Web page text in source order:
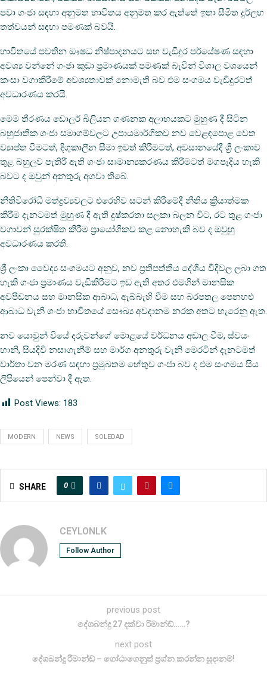
පවා ගංජා සඳහා අනුමත භාවිතය අනුමත කර ඇත්තේ ඉතා සීමිත දුර්ලභ
තත්වයන් සඳහා පමණක් බවයි.
භාවිතයේ පවතින ඖෂධ නිෂ්පාදනයට සහ වැඩිදුර පර්යේෂණ සඳහා
අවශ්‍ය වන්නේ ගංජා කුඩා ප්‍රමාණයක් පමණක් බැවින් විශාල වශයෙන්
කංසා වගාකිරීමේ අවශ්‍යතාවක් නොමැති බව එම සංගමය වැඩිදුරටත්
අවධාරණය කරයි.
මෙම තීරණය ඩොලර් බිලියන ගණනක අලාභයකට මුහුණ දී සිටින
බහුජාතික ගංජා සමාගම්වලට උපායමාර්ගිකව නව වෙළඳපොළ වෙත
ව්‍යාප්ත වීමටත්, දිගුකාලීන සීමා ඉවත් කිරීමටත්, අවසානයේදී ශ්‍රී ලංකාව
තුළ බහුලව පැතිරී ඇති ගංජා සාමාන්‍යකරණය කිරීමටත් මගපෑදිය හැකි
බවට ද ඔවුන් අනතුරු අගවා තිබේ.
නීතිවිරෝධී මත්ද්‍රව්‍යවලට එරෙහිව සටන් කිරීමේදී නීතිය ක්‍රියාත්මක
කිරීම දැනටමත් මුහුණ දී ඇති දුෂ්කරතා සලකා බලන විට, රට තුළ ගංජා
වගාවන් සුරක්ෂිත කිරීම ප්‍රායෝගිකව කළ නොහැකි බව ද ඔවුහු
අවධාරණය කරති.
ශ්‍රී ලංකා වෛද්‍ය සංගමයට අනුව, නව ප්‍රතිපත්තිය දේශීය වීදිවල ලබා ගත
හැකි ගංජා ප්‍රමාණය වැඩිකිරීමට ඉඩ ඇති අතර එමගින් මානසික
අවපීඩනය සහ මානසික ආබාධ, ඇබ්බැහි වීම සහ බරපතල පෙනහළු
ආබාධ වැනි ගංජා භාවිතයේ සෞඛ්‍ය අවදානම නරක අතට හැරෙනු ඇත.
නව යොවුන් වියේ දරුවන්ගේ මොළයේ වර්ධනය අඩාල වීම, ස්වයං
හානි, සියදිවි නසාගැනීම් සහ මාර්ග අනතුරු වැනි මෙරටින් දැනටමත්
වාර්තා වන මරණ සඳහා ප්‍රමුඛතම හේතුව ගංජා බව ද එම සංගමය සිය
ලිපියෙන් පෙන්වා දී ඇත.
Post Views: 183
MODERN NEWS SOLEDAD
SHARE 0
CEYLONLK
Follow Author
previous post
දේශබන්දු 27 දක්වා රිමාන්ඩ්……?
next post
දේශබන්දු රිමාන්ඩ් – ගෝඨාගෙනුත් ප්‍රශ්න කරන්න සූදානම්!